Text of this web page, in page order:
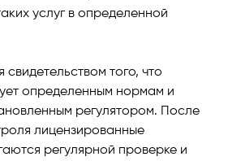
услуг в определенной
свидетельством того, что
определенным нормам и
регулятором. После
лицензированные
регулярной проверке и